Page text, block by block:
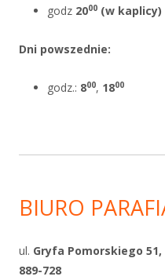
godz 2000 (w kaplicy)
Dni powszednie:
godz.: 800, 1800
BIURO
ul. Gryfa Pomorskiego 51,
889-728